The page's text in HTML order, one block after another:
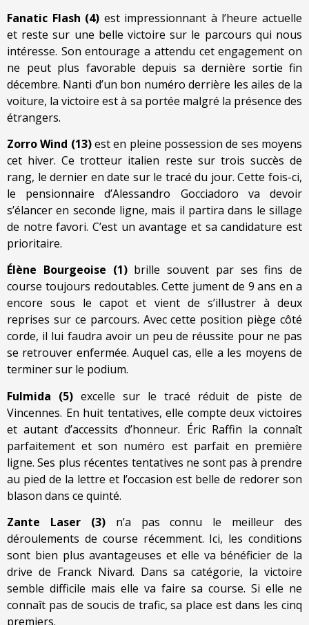
Fanatic Flash (4) est impressionnant à l’heure actuelle
et reste sur une belle victoire sur le parcours qui nous
intéresse. Son entourage a attendu cet engagement on
ne peut plus favorable depuis sa dernière sortie fin
décembre. Nanti d’un bon numéro derrière les ailes de la
voiture, la victoire est à sa portée malgré la présence des
étrangers.
Zorro Wind (13)est en pleine possession de ses moyens
cet hiver. Ce trotteur italien reste sur trois succès de
rang, le dernier en date sur le tracé du jour. Cette fois-ci,
le pensionnaire d’Alessandro Gocciadoro va devoir
s’élancer en seconde ligne, mais il partira dans le sillage
de notre favori. C’est un avantage et sa candidature est
prioritaire.
Élène Bourgeoise (1) brille souvent par ses fins de
course toujours redoutables. Cette jument de 9 ans en a
encore sous le capot et vient de s’illustrer à deux
reprises sur ce parcours. Avec cette position piège côté
corde, il lui faudra avoir un peu de réussite pour ne pas
se retrouver enfermée. Auquel cas, elle a les moyens de
terminer sur le podium.
Fulmida (5) excelle sur le tracé réduit de piste de
Vincennes. En huit tentatives, elle compte deux victoires
et autant d’accessits d’honneur. Éric Raffin la connaît
parfaitement et son numéro est parfait en première
ligne. Ses plus récentes tentatives ne sont pas à prendre
au pied de la lettre et l’occasion est belle de redorer son
blason dans ce quinté.
Zante Laser (3) n’a pas connu le meilleur des
déroulements de course récemment. Ici, les conditions
sont bien plus avantageuses et elle va bénéficier de la
drive de Franck Nivard. Dans sa catégorie, la victoire
semble difficile mais elle va faire sa course. Si elle ne
connaît pas de soucis de trafic, sa place est dans les cinq
premiers.